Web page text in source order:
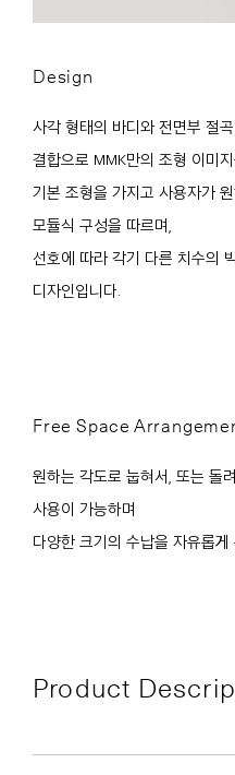
Design
사각 형태의 바디와 전면부 절
결합으로 MMK만의 조형 이미
기본 조형을 가지고 사용자가
모듈식 구성을 따르며,
선호에 따라 각기 다른 치수의
디자인입니다.
Free Space
원하는 각도로 눕혀서, 또는 돌
사용이 가능하며
다양한 크기의 수납을 자유롭게
Product